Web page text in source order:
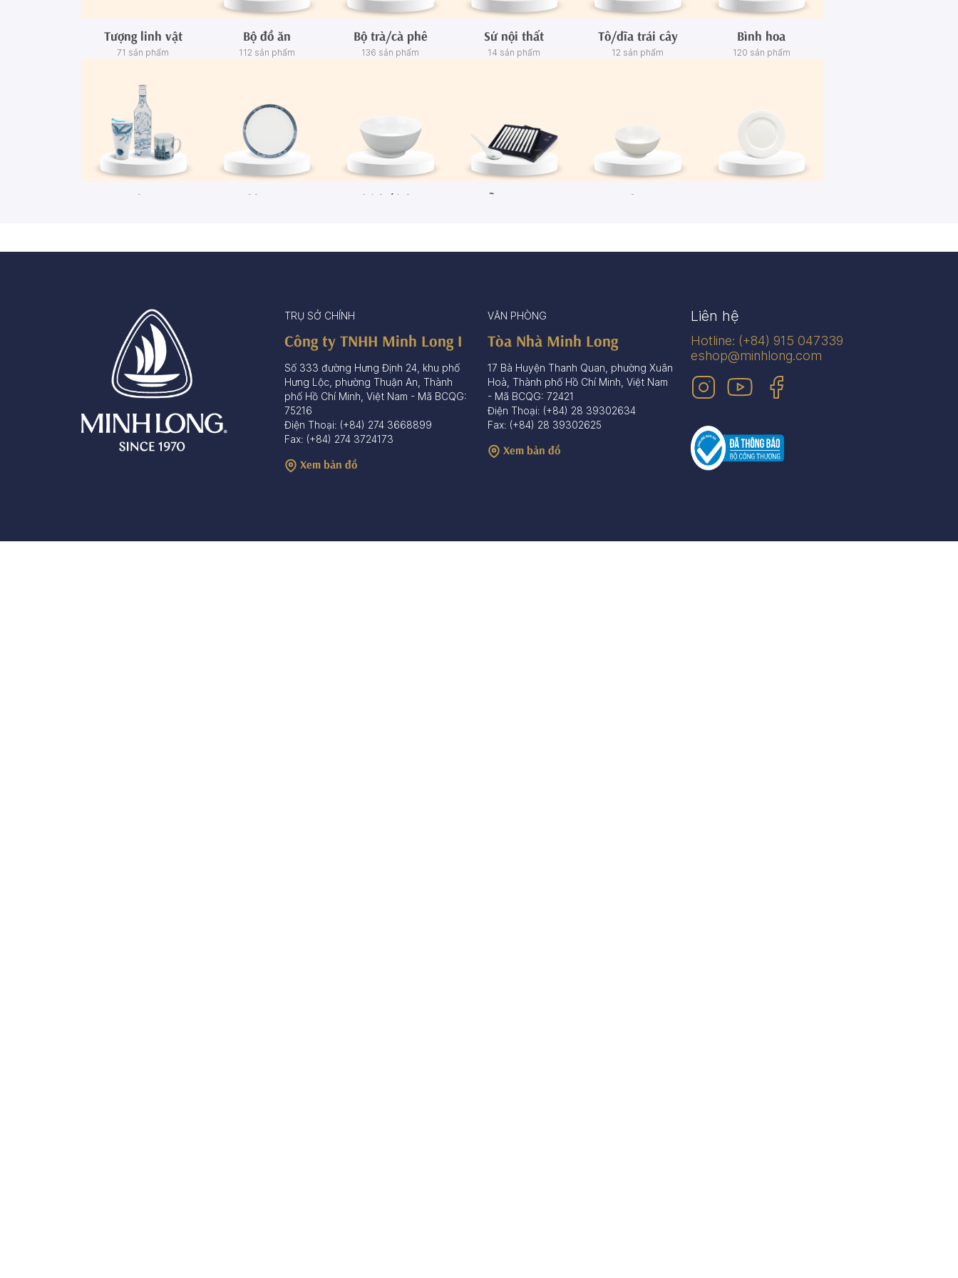
Tượng linh vật
71 sản phẩm
Bộ đồ ăn
112 sản phẩm
Bộ trà/cà phê
136 sản phẩm
Sứ nội thất
14 sản phẩm
Tô/dĩa trái cây
12 sản phẩm
Bình hoa
120 sản phẩm
Ca - Ly - Chai - Hộp sứ Bộ khay rượu Tô/Thố/Khay Muỗng - Đũa sứ Chén
TRỤ SỞ CHÍNH
Công ty TNHH Minh Long I
Số 333 đường Hưng Định 24, khu phố
Hưng Lộc, phường Thuận An, Thành
phố Hồ Chí Minh, Việt Nam - Mã BCQG:
75216
Điện Thoại: (+84) 274 3668899
Fax: (+84) 274 3724173
Xem bản đồ
VĂN PHÒNG
Tòa Nhà Minh Long
17 Bà Huyện Thanh Quan, phường Xuân
Hoà, Thành phố Hồ Chí Minh, Việt Nam
- Mã BCQG: 72421
Điện Thoại: (+84) 28 39302634
Fax: (+84) 28 39302625
Xem bản đồ
Liên hệ
Hotline: (+84) 915 047339
eshop@minhlong.com